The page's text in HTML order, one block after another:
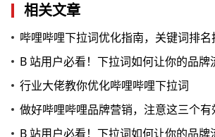
相关文章
哔哩哔哩下拉词优化指南，关键词排名
B 站用户必看！下拉词如何让你的品牌
行业大佬教你优化哔哩哔哩下拉词
做好哔哩哔哩品牌营销，注意这三个有
B 站用户必看！下拉词如何让你的品牌